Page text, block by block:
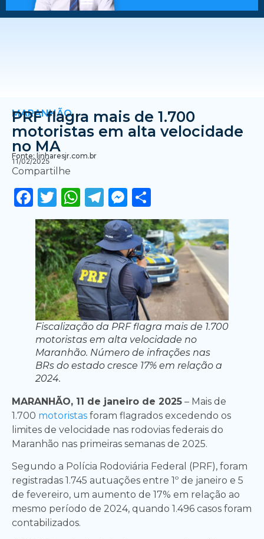
MARANHÃO
PRF flagra mais de 1.700
motoristas em alta velocidade
no MA
Fonte: linharesjr.com.br
11/02/2025
Compartilhe
Facebook
Twitter
WhatsApp
Telegram
Messenger
Fiscalização da PRF flagra mais de 1.700
motoristas em alta velocidade no
Maranhão. Número de infrações nas
BRs do estado cresce 17% em relação a
2024.
MARANHÃO, 11 de janeiro de 2025 – Mais de
1.700 motoristas foram flagrados excedendo os
limites de velocidade nas rodovias federais do
Maranhão nas primeiras semanas de 2025.
Segundo a Polícia Rodoviária Federal (PRF), foram
registradas 1.745 autuações entre 1º de janeiro e 5
de fevereiro, um aumento de 17% em relação ao
mesmo período de 2024, quando 1.496 casos foram
contabilizados.